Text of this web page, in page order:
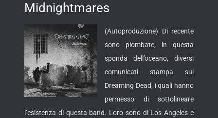
Midnightmares
(Autoproduzione) Di recente
sono piombate, in questa
sponda dell’oceano, diversi
comunicati stampa sui
Dreaming Dead, i quali hanno
permesso di sottolineare
l’esistenza di questa band. Loro sono di Los Angeles e